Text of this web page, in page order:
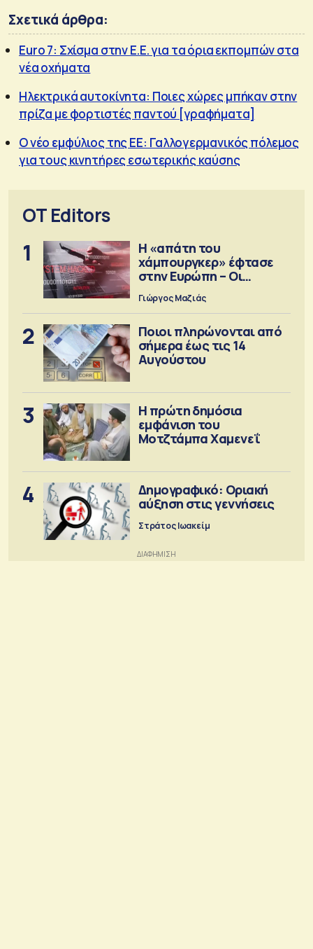
Σχετικά άρθρα:
Euro 7: Σχίσμα στην Ε.Ε. για τα όρια εκπομπών στα
νέα οχήματα
Ηλεκτρικά αυτοκίνητα: Ποιες χώρες μπήκαν στην
πρίζα με φορτιστές παντού [γραφήματα]
Ο νέο εμφύλιος της ΕΕ: Γαλλογερμανικός πόλεμος
για τους κινητήρες εσωτερικής καύσης
OT Editors
1
Η «απάτη του
χάμπουργκερ» έφτασε
στην Ευρώπη – Οι
προειδοποιήσεις
Γιώργος Μαζιάς
2
Ποιοι πληρώνονται από
σήμερα έως τις 14
Αυγούστου
3
Η πρώτη δημόσια
εμφάνιση του
Μοτζτάμπα Χαμενεΐ
4
Δημογραφικό: Οριακή
αύξηση στις γεννήσεις
Στράτος Ιωακείμ